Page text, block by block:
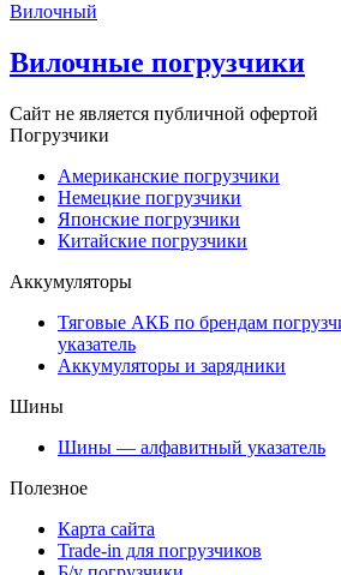
Вилочный
Вилочные погрузчики
Сайт не является публичной офертой
Погрузчики
Американские погрузчики
Немецкие погрузчики
Японские погрузчики
Китайские погрузчики
Аккумуляторы
Тяговые АКБ по брендам
указатель
Аккумуляторы и зарядники
Шины
Шины — алфавитный указатель
Полезное
Карта сайта
Trade-in для погрузчиков